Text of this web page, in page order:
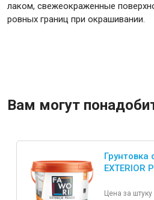
лаком, cвежеокраженные
ровных границ при окрашивании.
Вам могут
Грунтовка
EXTERIOR
Цена за штуку
Анкеры
Монтажные ленты
Канаты, шнуры